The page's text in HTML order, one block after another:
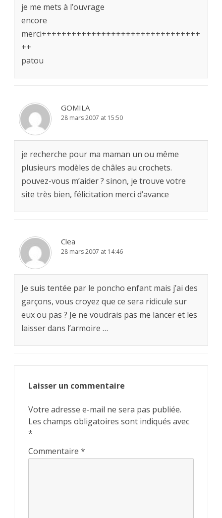
je me mets à l’ouvrage
encore
merci++++++++++++++++++++++++++++++++
++
patou
GOMILA
28 mars 2007 at 15:50
je recherche pour ma maman un ou même
plusieurs modèles de châles au crochets.
pouvez-vous m’aider ? sinon, je trouve votre
site très bien, félicitation merci d’avance
Clea
28 mars 2007 at 14:46
Je suis tentée par le poncho enfant mais j’ai des
garçons, vous croyez que ce sera ridicule sur
eux ou pas ? Je ne voudrais pas me lancer et les
laisser dans l’armoire …
Laisser un commentaire
Votre adresse e-mail ne sera pas publiée.
Les champs obligatoires sont indiqués avec
*
Commentaire *